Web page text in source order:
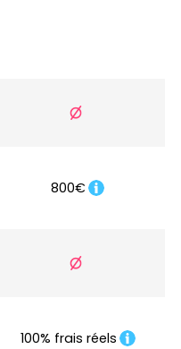
800€
100% frais réels